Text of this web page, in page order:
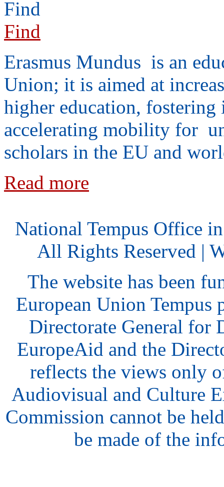
Find
Erasmus Mundus is an
Union; it is aimed at
higher education,
accelerating mobility for
scholars in the EU and
Read more
National Tempus Office
All Rights Reserved |
The website has been
European Union Tempus
Directorate General for
EuropeAid and the
reflects the views only
Audiovisual and Culture
Commission cannot be
be made of the